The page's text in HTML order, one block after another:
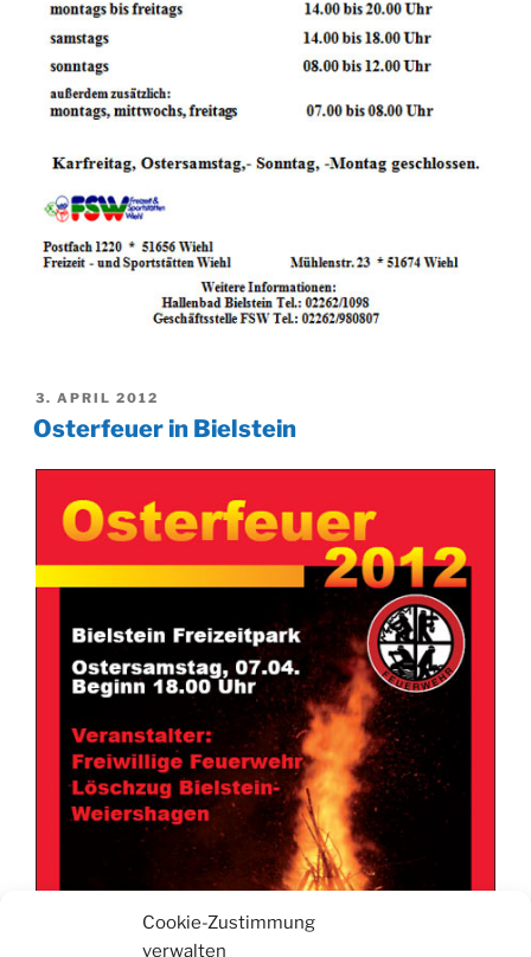
Cookie-Zustimmung
verwalten
VERÖFFENTLICHT
AM
3. APRIL 2012
Osterfeuer in Bielstein